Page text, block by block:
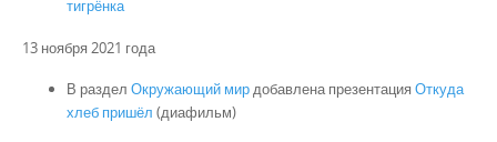
тигрёнка
13 ноября 2021 года
В раздел Окружающий мирдобавлена презентация Откуда
хлеб пришёл (диафильм)